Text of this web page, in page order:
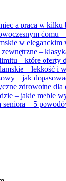
a praca w kilku
domu
w eleganckim
–
– które oferty
– lekkość i
– jak
zdrowotne dla
– jakie meble
seniora – 5